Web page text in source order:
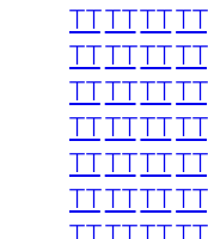
TTTTTTTT
TTTTTTTT
TTTTTTTT
TTTTTTTT
TTTTTTTT
TTTTTTTT